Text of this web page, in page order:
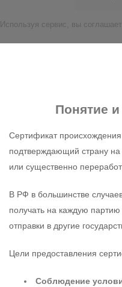
Используя сервис, вы
Понятие
Сертификат
подтверждающий страну на
или существенно
В РФ в большинстве
получать на каждую
отправки в другие
Цели предоставления
Соблюдение